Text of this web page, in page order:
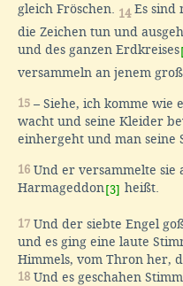
gleich Fröschen. 14 Es sind
die Zeichen tun und
und des ganzen Erdkreises
versammeln an jenem
15 – Siehe, ich komme wie
wacht und seine Kleider
einhergeht und man seine
16 Und er versammelte sie
Harmageddon [3] heißt.
17 Und der siebte Engel
und es ging eine laute
Himmels, vom Thron her,
18 Und es geschahen